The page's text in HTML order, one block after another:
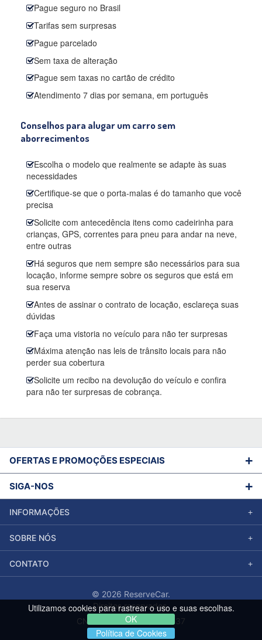
Utilizamos cookies para rastrear o uso e suas escolhas.
OK
Política de Cookies
Pague seguro no Brasil
Tarifas sem surpresas
Pague parcelado
Sem taxa de alteração
Pague sem taxas no cartão de crédito
Atendimento 7 dias por semana, em português
Conselhos para alugar um carro sem
aborrecimentos
Escolha o modelo que realmente se adapte às suas
necessidades
Certifique-se que o porta-malas é do tamanho que você
precisa
Solicite com antecedência itens como cadeirinha para
crianças, GPS, correntes para pneu para andar na neve,
entre outras
Há seguros que nem sempre são necessários para sua
locação, informe sempre sobre os seguros que está em
sua reserva
Antes de assinar o contrato de locação, esclareça suas
dúvidas
Faça uma vistoria no veículo para não ter surpresas
Máxima atenção nas leis de trânsito locais para não
perder sua cobertura
Solicite um recibo na devolução do veículo e confira
para não ter surpresas de cobrança.
OFERTAS E PROMOÇÕES ESPECIAIS
SIGA-NOS
© 2026 ReserveCar.
Direitos reservados.
CNPJ: 58.573.486/0001-37
INFORMAÇÕES
SOBRE NÓS
CONTATO